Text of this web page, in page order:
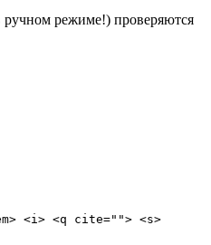
ручном режиме!) проверяются
<i> <q cite=""> <s>